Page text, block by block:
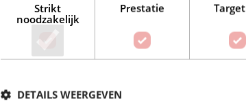
Strikt
noodzakelijk
Prestatie
DETAILS WEERGEVEN